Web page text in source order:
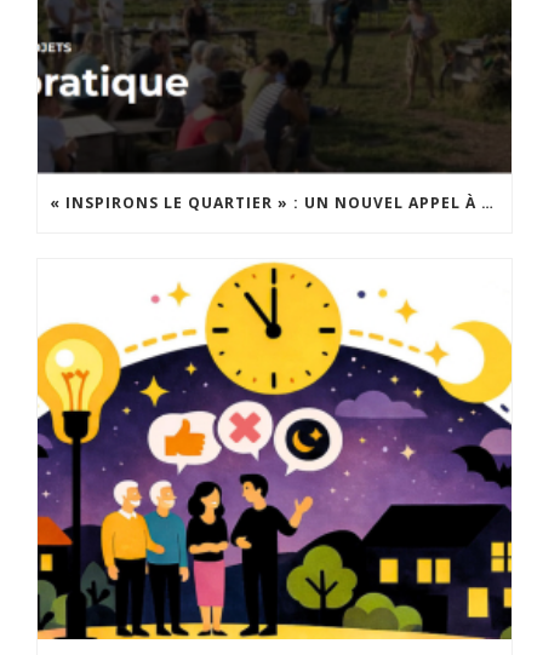
« INSPIRONS LE QUARTIER » : UN NOUVEL APPEL À PROJETS EST LANCÉ !